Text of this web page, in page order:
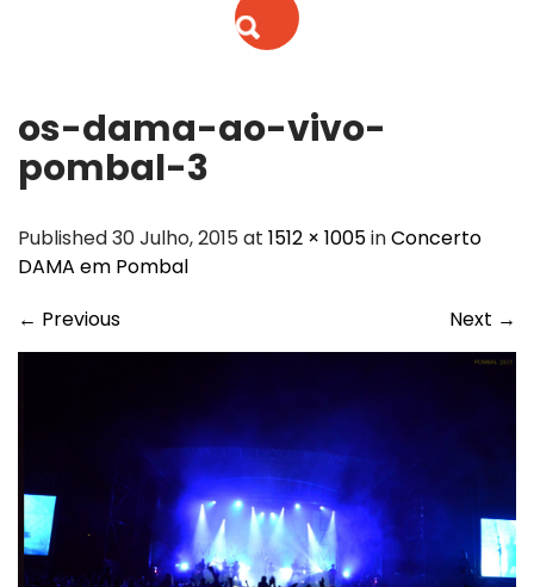
os-dama-ao-vivo-
pombal-3
Published 30 Julho, 2015 at 1512 × 1005inConcerto
DAMA em Pombal
← Previous Next →